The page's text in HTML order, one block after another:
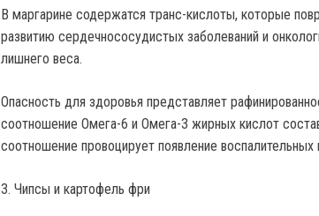
В маргарине содержатся транс-кислоты, которые
развитию сердечнососудистых заболеваний и
лишнего веса.
Опасность для здоровья представляет
соотношение Омега-6 и Омега-3 жирных кислот
соотношение провоцирует появление
3. Чипсы и картофель фри